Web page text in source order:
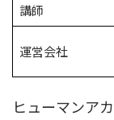
講師
運営会社
ヒューマンア